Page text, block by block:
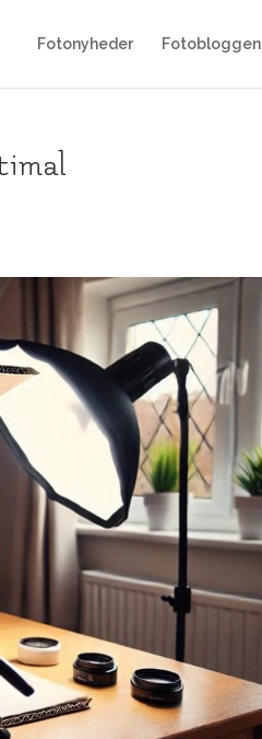
Fotonyheder Fotobloggen